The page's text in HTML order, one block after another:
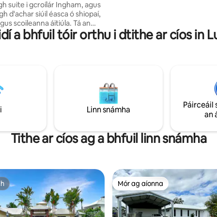
suite i gcroílár Ingham, agus
d'achar siúil éasca ó shiopaí,
scoileanna áitiúla. Tá an
do theaghlaigh nó do
agus tá trí sheomra leapa
haghaidh tréimhsí fanachta
Tá gach rud ann a
uait le haghaidh cuairt
agus is áit mhaith é chun
Ingham.
agat, is é Hinchinbrook Lodge
duitse
a bhfuil tóir orthu i dtithe ar cíos in
Linn snámha
Páirceáil
an
Tithe ar cíos ag a bhfuil linn snámha
Mór ag aíonna
Mór ag aíonna